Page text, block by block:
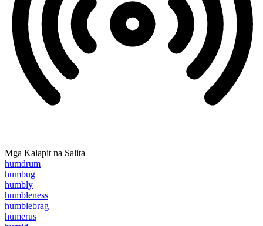
Mga Kalapit na Salita
humdrum
humbug
humbly
humbleness
humblebrag
humerus